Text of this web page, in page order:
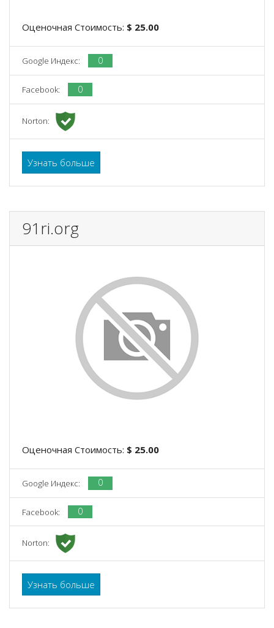
Оценочная Стоимость: $ 25.00
Google Индекс: 0
Facebook: 0
Norton:
Узнать больше
91ri.org
Оценочная Стоимость: $ 25.00
Google Индекс: 0
Facebook: 0
Norton:
Узнать больше